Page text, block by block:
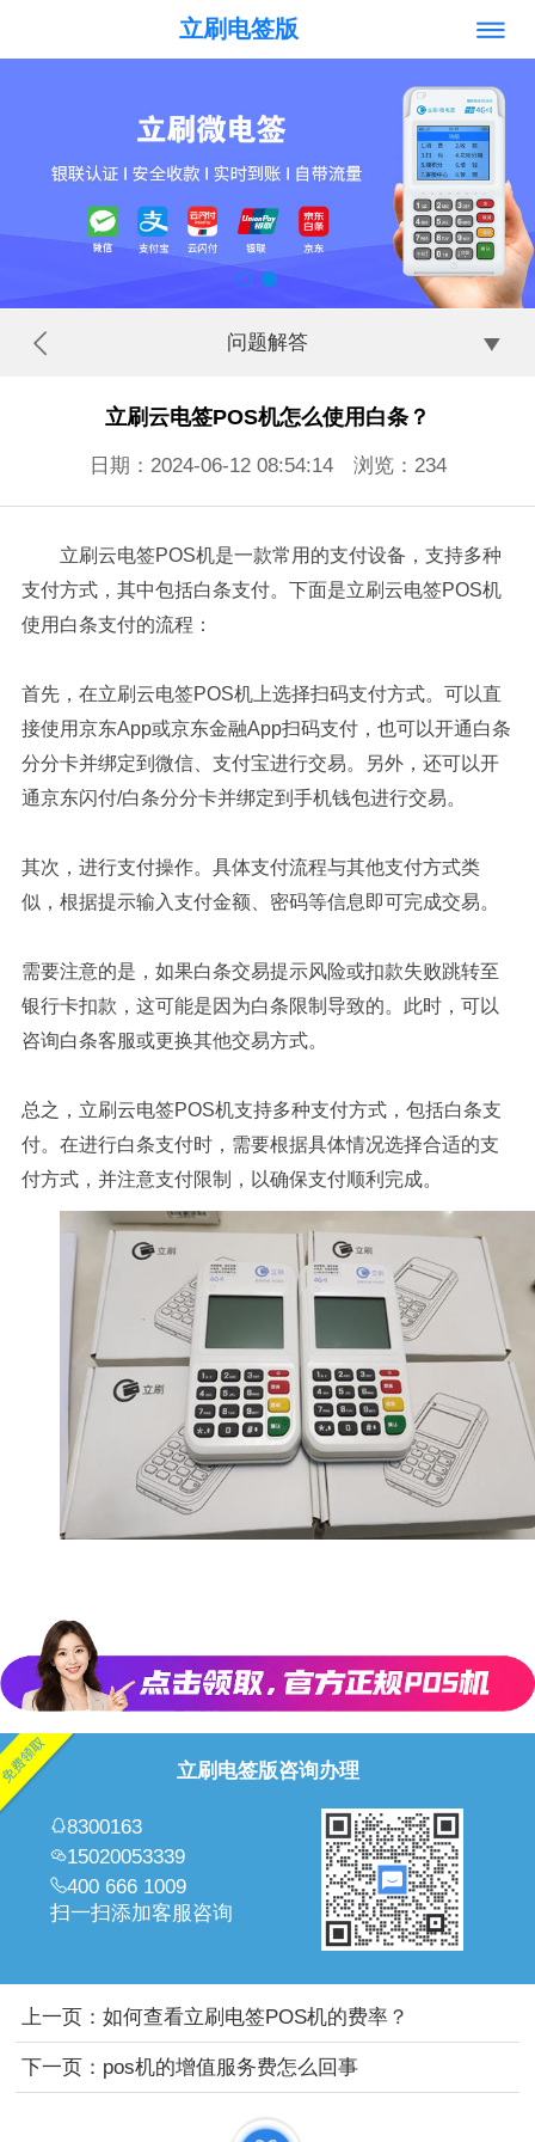
立刷电签版
问题解答
立刷云电签POS机怎么使用白条？
日期：2024-06-12 08:54:14 浏览： 234
立刷云电签POS机是一款常用的支付设备，支持多种
支付方式，其中包括白条支付。下面是立刷云电签POS机
使用白条支付的流程：
首先，在立刷云电签POS机上选择扫码支付方式。可以直
接使用京东App或京东金融App扫码支付，也可以开通白条
分分卡并绑定到微信、支付宝进行交易。另外，还可以开
通京东闪付/白条分分卡并绑定到手机钱包进行交易。
其次，进行支付操作。具体支付流程与其他支付方式类
似，根据提示输入支付金额、密码等信息即可完成交易。
需要注意的是，如果白条交易提示风险或扣款失败跳转至
银行卡扣款，这可能是因为白条限制导致的。此时，可以
咨询白条客服或更换其他交易方式。
总之，立刷云电签POS机支持多种支付方式，包括白条支
付。在进行白条支付时，需要根据具体情况选择合适的支
付方式，并注意支付限制，以确保支付顺利完成。
立刷电签版咨询办理
8300163
15020053339
400 666 1009
扫一扫添加客服咨询
上一页： 如何查看立刷电签POS机的费率？
下一页： pos机的增值服务费怎么回事